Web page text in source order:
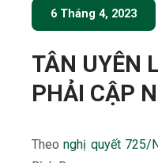
6 Tháng 4, 2023
TÂN UYÊN
PHẢI CẬP
Theonghị quyết 725/